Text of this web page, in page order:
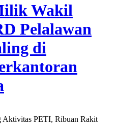
Wakil
Pelalawan
di